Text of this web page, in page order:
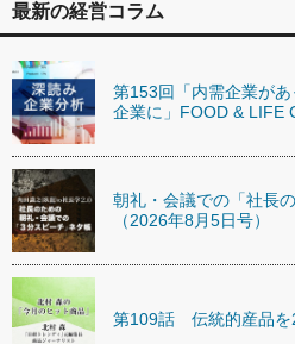
最新の経営コラム
第153回「内需企業が
企業に」FOOD & LIFE
朝礼・会議での「社長
（2026年8月5日号）
第109話 伝統的産品を